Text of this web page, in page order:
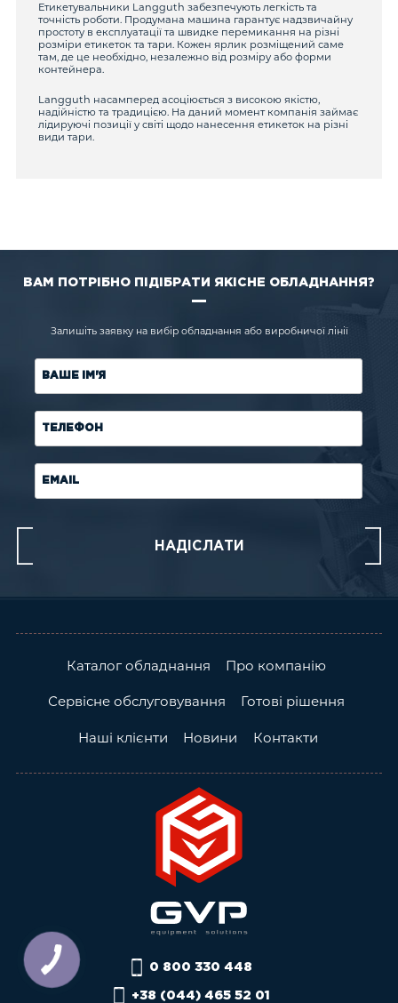
Етикетувальники Langguth забезпечують легкість та
точність роботи. Продумана машина гарантує надзвичайну
простоту в експлуатації та швидке перемикання на різні
розміри етикеток та тари. Кожен ярлик розміщений саме
там, де це необхідно, незалежно від розміру або форми
контейнера.
Langguth насамперед асоціюється з високою якістю,
надійністю та традицією. На даний момент компанія займає
лідируючі позиції у світі щодо нанесення етикеток на різні
види тари.
ВАМ ПОТРІБНО ПІДІБРАТИ ЯКІСНЕ ОБЛАДНАННЯ?
Залишіть заявку на вибір обладнання або виробничої лінії
ВАШЕ ІМ'Я
ТЕЛЕФОН
EMAIL
Каталог обладнання Про компанію
Сервісне обслуговування Готові рішення
Наші клієнти Новини Контакти
0 800 330 448
+38 (044) 465 52 01